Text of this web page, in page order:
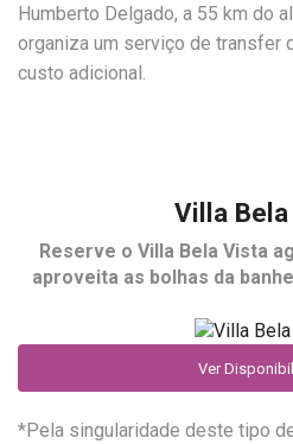
Humberto Delgado, a 55 km do
organiza um serviço de transfer
custo adicional.
Villa
Reserve o Villa Bela Vista
aproveita as bolhas da
Ver
*Pela singularidade deste tipo